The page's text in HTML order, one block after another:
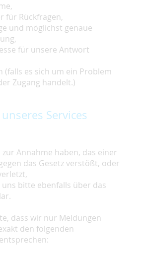
für Rückfragen,
und möglichst genaue
für unsere Antwort
(falls es sich um ein Problem
Zugang handelt.)
Services
Annahme haben, das einer
das Gesetz verstößt, oder
bitte ebenfalls über das
dass wir nur Meldungen
den folgenden